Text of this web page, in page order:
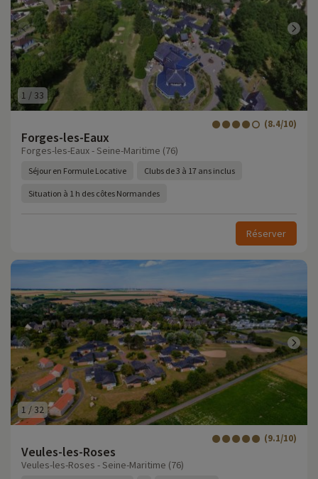
1 / 33
Forges-les-Eaux
(8.4/10)
Forges-les-Eaux - Seine-Maritime (76)
Séjour en Formule Locative Clubs de 3 à 17 ans inclus
Situation à 1 h des côtes Normandes
Réserver
1 /32
Veules-les-Roses
(9.1/10)
Veules-les-Roses - Seine-Maritime (76)